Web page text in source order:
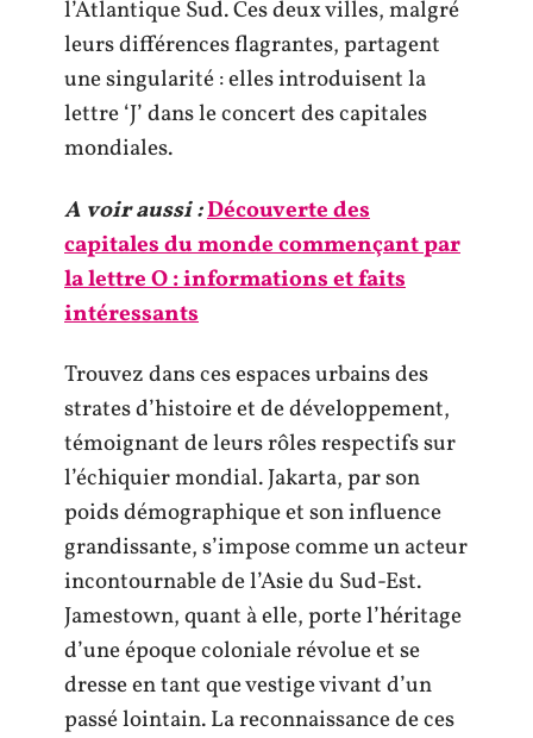
l’Atlantique Sud. Ces deux villes, malgré
leurs différences flagrantes, partagent
une singularité : elles introduisent la
lettre ‘J’ dans le concert des capitales
mondiales.
A voir aussi :Découverte des
capitales du monde commençant par
la lettre O : informations et faits
intéressants
Trouvez dans ces espaces urbains des
strates d’histoire et de développement,
témoignant de leurs rôles respectifs sur
l’échiquier mondial. Jakarta, par son
poids démographique et son influence
grandissante, s’impose comme un acteur
incontournable de l’Asie du Sud-Est.
Jamestown, quant à elle, porte l’héritage
d’une époque coloniale révolue et se
dresse en tant que vestige vivant d’un
passé lointain. La reconnaissance de ces